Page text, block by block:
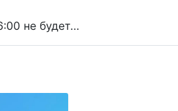
не будет…